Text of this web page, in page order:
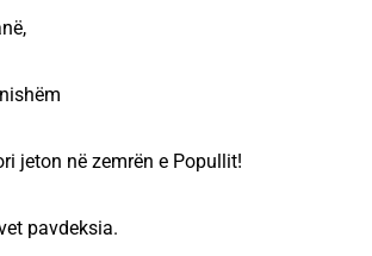
jeton në zemrën e Popullit!
pavdeksia.